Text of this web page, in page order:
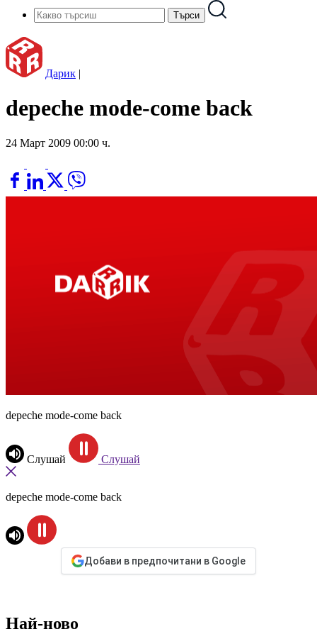
Дарик |
depeche mode-come back
24 Март 2009 00:00 ч.
depeche mode-come back
Слушай Слушай
depeche mode-come back
Добави в предпочитани в Google
Най-ново